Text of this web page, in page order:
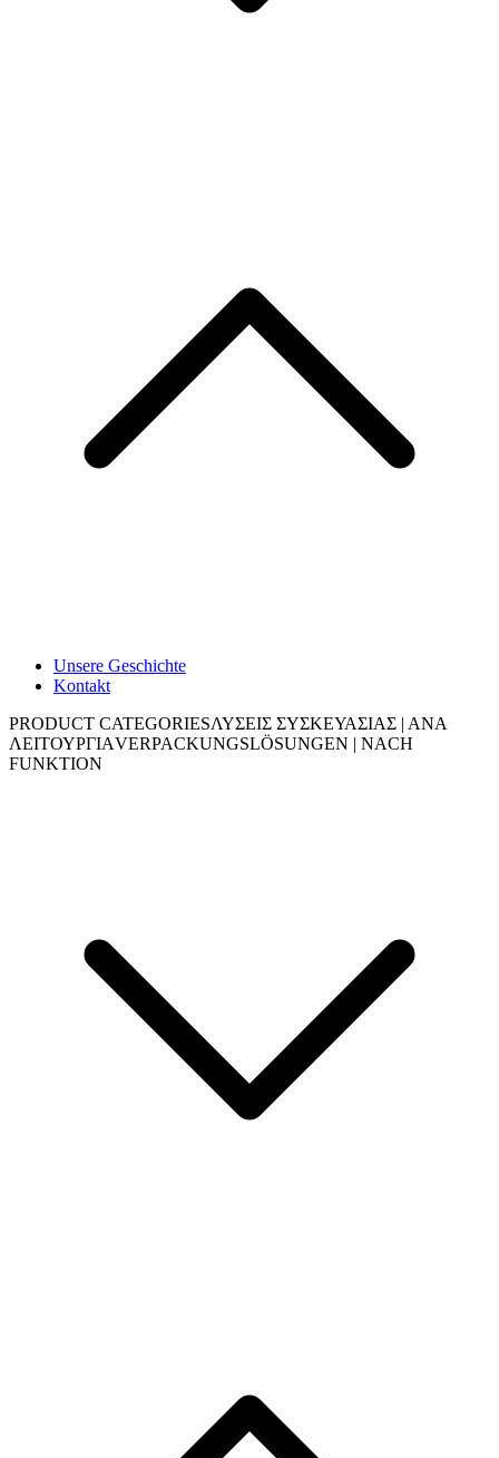
Unsere Geschichte
Kontakt
PRODUCT CATEGORIESΛΥΣΕΙΣ ΣΥΣΚΕΥΑΣΙΑΣ | ΑΝΑ
ΛΕΙΤΟΥΡΓΙΑVERPACKUNGSLÖSUNGEN | NACH
FUNKTION